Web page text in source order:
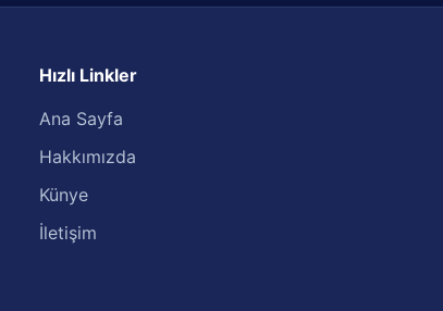
Hızlı Linkler
Ana Sayfa
Hakkımızda
Künye
İletişim